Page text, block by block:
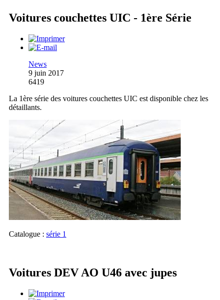
Voitures couchettes UIC - 1ère Série
News
9 juin 2017
6419
La 1ère série des voitures couchettes UIC est disponible chez les
détaillants.
Catalogue : série 1
Voitures DEV AO U46 avec jupes